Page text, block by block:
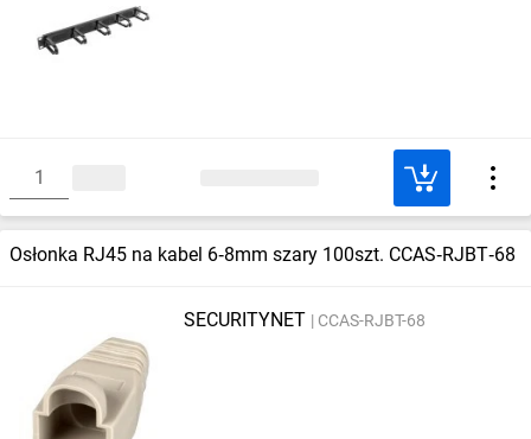
Osłonka RJ45 na kabel 6‑8mm szary 100szt. CCAS‑RJBT‑68
SECURITYNET CCAS-RJBT-68